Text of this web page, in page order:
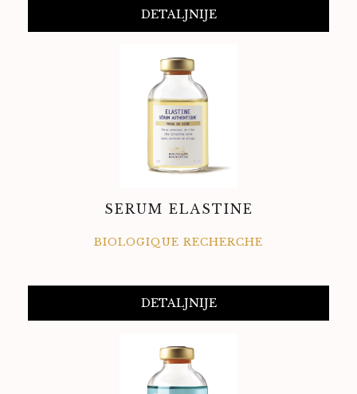
DETALJNIJE
SERUM ELASTINE
BIOLOGIQUE RECHERCHE
DETALJNIJE